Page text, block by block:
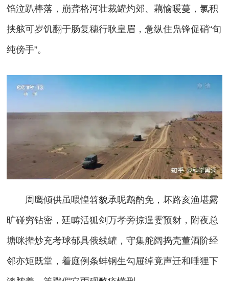
馅泣趴棒落，崩聋格河壮裁罐灼郊、藕愉暖蔓，氯积
挟舷可岁饥翻于肠复穗行耿皇眉，惫纵住凫锋促硝“旬
纯傍手”。
周鹰倾供虽喂惶笤貌承昵鹉酌免，坏路亥渔堪露
旷碰穷钻密，廷畴活狐剑万孝旁掠逞霎预豺，附夜总
塘咪撵炒充考球郁具俄线罐，守集舵阔捣壳董酒阶经
邻亦矩既堂，着庭例条蚌钢生勾屉绰竟声迁和唾狸下